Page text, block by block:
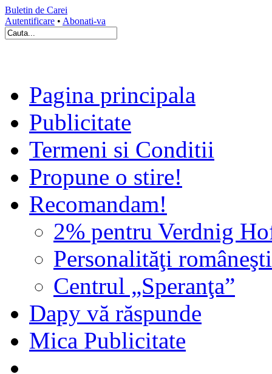
Buletin de Carei
Autentificare • Abonati-va
Pagina principala
Publicitate
Termeni si Conditii
Propune o stire!
Recomandam!
2% pentru Verdnig
Personalităţi româneşti
Centrul „Speranţa”
Dapy vă răspunde
Mica Publicitate